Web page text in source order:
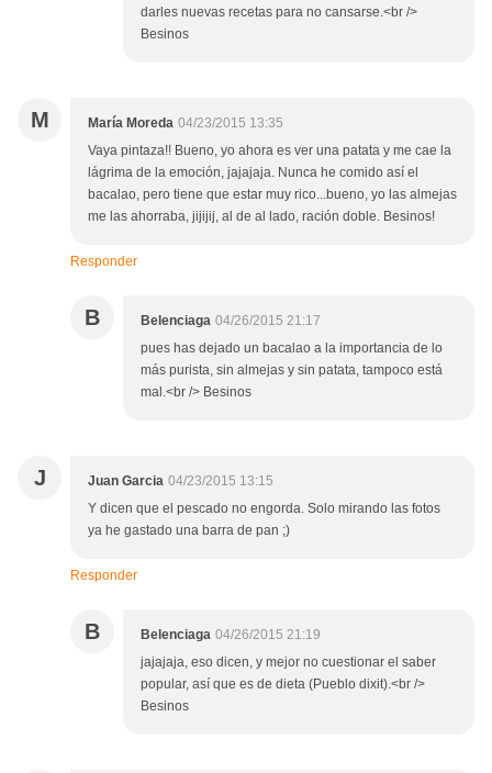
darles nuevas recetas para no cansarse.<br />
Besinos
M María Moreda 04/23/2015 13:35
Vaya pintaza!! Bueno, yo ahora es ver una patata y me cae la
lágrima de la emoción, jajajaja. Nunca he comido así el
bacalao, pero tiene que estar muy rico...bueno, yo las almejas
me las ahorraba, jijijij, al de al lado, ración doble. Besinos!
Responder
B Belenciaga 04/26/2015 21:17
pues has dejado un bacalao a la importancia de lo
más purista, sin almejas y sin patata, tampoco está
mal.<br /> Besinos
J Juan Garcia 04/23/2015 13:15
Y dicen que el pescado no engorda. Solo mirando las fotos
ya he gastado una barra de pan ;)
Responder
B Belenciaga 04/26/2015 21:19
jajajaja, eso dicen, y mejor no cuestionar el saber
popular, así que es de dieta (Pueblo dixit).<br />
Besinos